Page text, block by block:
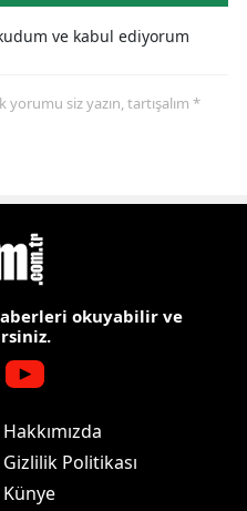
ve kabul ediyorum
siz yazın, tartışalım *
okuyabilir ve
Hakkımızda
Gizlilik Politikası
Künye